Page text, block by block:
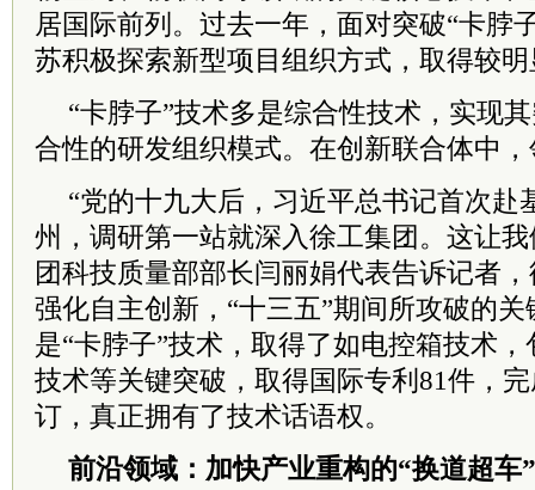
居国际前列。过去一年，面对突破“卡脖
苏积极探索新型项目组织方式，取得较
“卡脖子”技术多是综合性技术，实现
合性的研发组织模式。在创新联合体中
“党的十九大后， 习近平总书记首次赴
州，调研第一站就深入徐工集团。这让
团科技质量部部长闫丽娟代表告诉记者
强化自主创新，“十三五”期间所攻破的
是“卡脖子”技术，取得了如电控箱技术
技术等关键突破，取得国际专利81件，
订，真正拥有了技术话语权。
前沿领域：加快产业重构的“换道超车”